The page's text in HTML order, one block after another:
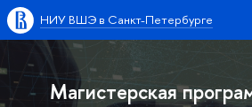
НИУ ВШЭ в Санкт-Петербурге
Магистерская